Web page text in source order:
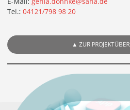
Tel.: 04121/798 98 20
▲ ZUR